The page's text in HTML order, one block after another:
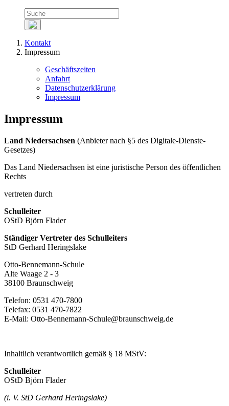
Kontakt
Impressum
Geschäftszeiten
Anfahrt
Datenschutzerklärung
Impressum
Impressum
Land Niedersachsen (Anbieter nach §5 des Digitale-Dienste-
Gesetzes)
Das Land Niedersachsen ist eine juristische Person des öffentlichen
Rechts
vertreten durch
Schulleiter
OStD Björn Flader
Ständiger Vertreter des Schulleiters
StD Gerhard Heringslake
Otto-Bennemann-Schule
Alte Waage 2 - 3
38100 Braunschweig
Telefon: 0531 470-7800
Telefax: 0531 470-7822
E-Mail: Otto-Bennemann-Schule@braunschweig.de
Inhaltlich verantwortlich gemäß § 18 MStV:
Schulleiter
OStD Björn Flader
(i. V. StD Gerhard Heringslake)